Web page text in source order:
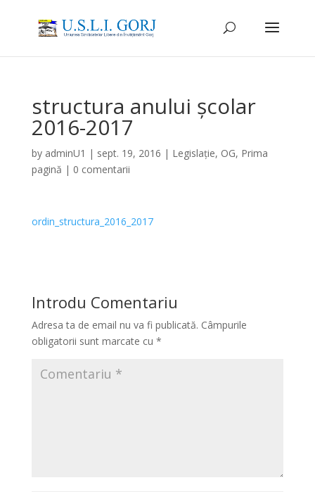
structura anului școlar
2016-2017
by adminU1 | sept. 19, 2016 | Legislație, OG, Prima
pagină | 0 comentarii
ordin_structura_2016_2017
Introdu Comentariu
Adresa ta de email nu va fi publicată. Câmpurile
obligatorii sunt marcate cu *